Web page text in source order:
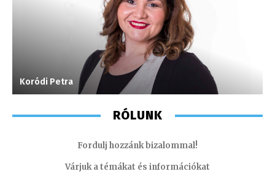
Koródi Petra
RÓLUNK
Fordulj hozzánk bizalommal!
Várjuk a témákat és információkat